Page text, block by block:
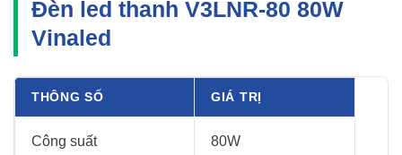
Đèn led thanh V3LNR-80 80W
Vinaled
THÔNG SỐ GIÁ TRỊ
Công suất 80W